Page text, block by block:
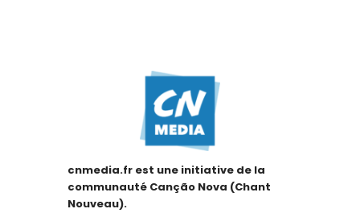
cnmedia.fr est une initiative de la
communauté Canção Nova (Chant
Nouveau).